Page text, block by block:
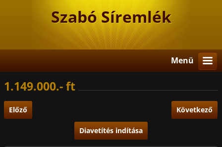
Szabó Síremlék
Menü
1.149.000.- ft
Előző Következő
Diavetítés indítása